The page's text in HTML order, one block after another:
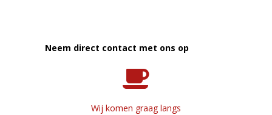
Neem direct contact met ons op
Wij komen graag langs